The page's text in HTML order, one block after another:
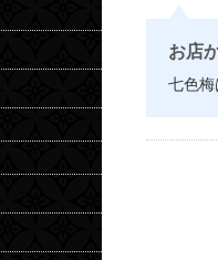
お店
七色梅